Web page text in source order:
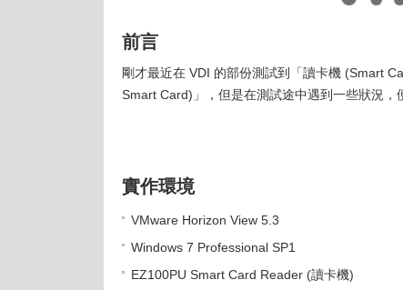
前言
剛才最近在 VDI 的部份測試到「讀卡機 (Smart
Smart Card)」，但是在測試途中遇到一些狀況，
實作環境
VMware Horizon View 5.3
Windows 7 Professional SP1
EZ100PU Smart Card Reader (讀卡機)